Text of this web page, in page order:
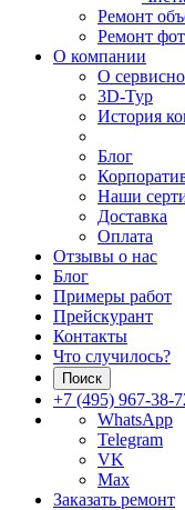
Ремонт
Ремонт
О компании
О
3D-Тур
История
Блог
Наши
Доставка
Оплата
Отзывы о нас
Блог
Примеры работ
Прейскурант
Контакты
Что случилось?
Поиск
+7 (495) 967-38-
WhatsApp
Telegram
VK
Max
Заказать ремонт